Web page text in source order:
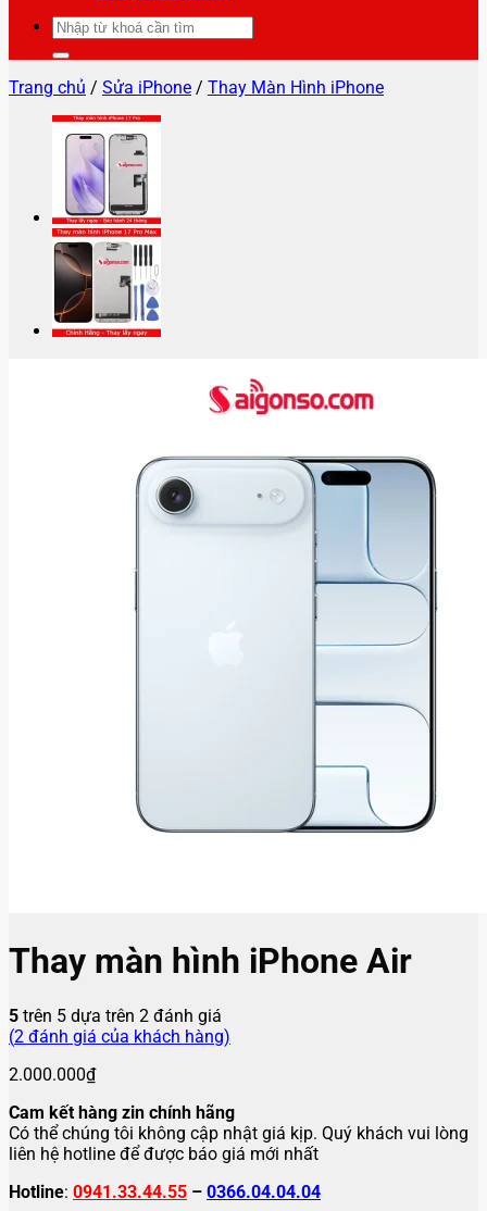
Tìm
kiếm:
Trang chủ / Sửa iPhone / Thay Màn Hình iPhone
Thay màn hình iPhone Air
5 trên 5 dựa trên 2 đánh giá
(2 đánh giá của khách hàng)
2.000.000₫
Cam kết hàng zin chính hãng
Có thể chúng tôi không cập nhật giá kịp. Quý khách vui lòng
liên hệ hotline để được báo giá mới nhất
Hotline: 0941.33.44.55 – 0366.04.04.04